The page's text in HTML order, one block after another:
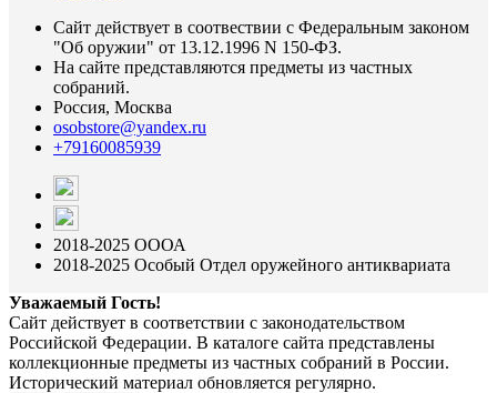
Сайт действует в соотвествии с Федеральным законом
"Об оружии" от 13.12.1996 N 150-ФЗ.
На сайте представляются предметы из частных
собраний.
Россия, Москва
osobstore@yandex.ru
+79160085939
2018-2025 ОООА
2018-2025 Особый Отдел оружейного антиквариата
Уважаемый Гость!
Сайт действует в соответствии с законодательством
Российской Федерации. В каталоге сайта представлены
коллекционные предметы из частных собраний в России.
Исторический материал обновляется регулярно.